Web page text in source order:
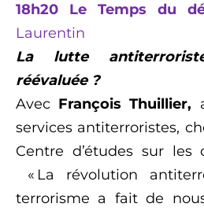
18h20 Le Temps du
Laurentin
La lutte
réévaluée ?
Avec François Thuillier,
services antiterroristes,
Centre d’études sur les
« La révolution
terrorisme a fait de